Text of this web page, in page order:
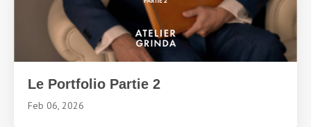
Le Portfolio Partie 2
Feb 06, 2026